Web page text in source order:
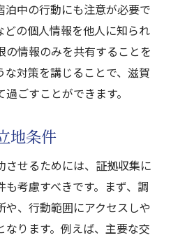
泊中の行動にも注意が必要で
の個人情報を他人に知られ
情報のみを共有することを
対策を講じることで、滋賀
ごすことができます。
地条件
せるためには、証拠収集に
考慮すべきです。まず、調
、行動範囲にアクセスしや
ります。例えば、主要な交